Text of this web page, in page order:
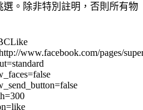
。除非特別註明，否則所有物
www.facebook.com/pages/